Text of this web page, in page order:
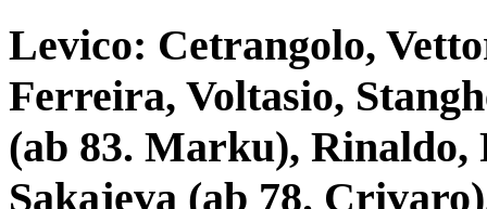
Levico: Cetrangolo,
Ferreira, Voltasio,
(ab 83. Marku), Rinaldo,
Sakajeva (ab 78.